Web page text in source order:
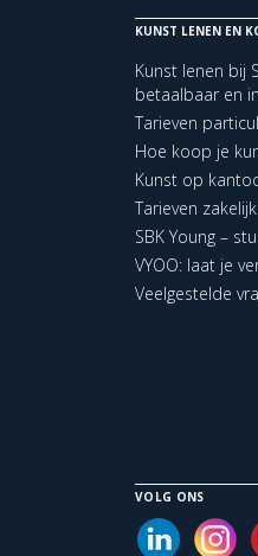
KUNST LENEN EN
Kunst lenen bij
betaalbaar en
Tarieven
Hoe koop je
Kunst op
Tarieven zakelijk
SBK Young –
VYOO: laat je
Veelgestelde
VOLG ONS